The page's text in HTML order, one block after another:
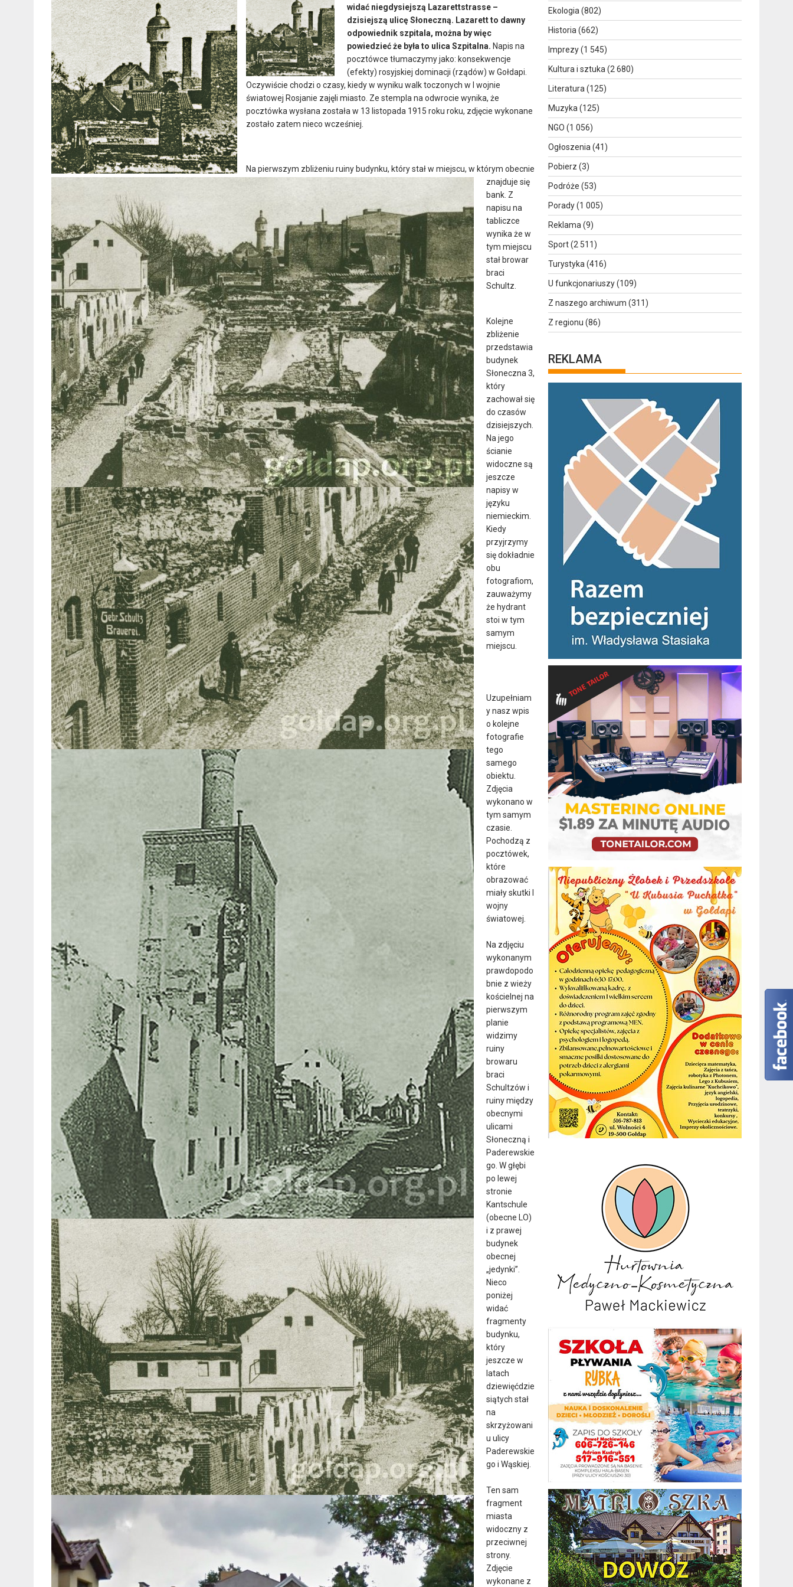
widać niegdysiejszą Lazarettstrasse –
dzisiejszą ulicę Słoneczną. Lazarett to dawny
odpowiednik szpitala, można by więc
powiedzieć że była to ulica Szpitalna. Napis na
pocztówce tłumaczymy jako: konsekwencje
(efekty) rosyjskiej dominacji (rządów) w Gołdapi.
Oczywiście chodzi o czasy, kiedy w wyniku walk toczonych w I wojnie
światowej Rosjanie zajęli miasto. Ze stempla na odwrocie wynika, że
pocztówka wysłana została w 13 listopada 1915 roku roku, zdjęcie wykonane
zostało zatem nieco wcześniej.
Na pierwszym zbliżeniu ruiny budynku, który stał w miejscu, w którym obecnie
znajduje się
bank. Z
napisu na
tabliczce
wynika że w
tym miejscu
stał browar
braci
Schultz.
Kolejne
zbliżenie
przedstawia
budynek
Słoneczna 3,
który
zachował się
do czasów
dzisiejszych.
Na jego
ścianie
widoczne są
jeszcze
napisy w
języku
niemieckim.
Kiedy
przyjrzymy
się dokładnie
obu
fotografiom,
zauważymy
że hydrant
stoi w tym
samym
miejscu.
Uzupełniam
y nasz wpis
o kolejne
fotografie
tego
samego
obiektu.
Zdjęcia
wykonano w
tym samym
czasie.
Pochodzą z
pocztówek,
które
obrazować
miały skutki I
wojny
światowej.
Na zdjęciu
wykonanym
prawdopodo
bnie z wieży
kościelnej na
pierwszym
planie
widzimy
ruiny
browaru
braci
Schultzów i
ruiny między
obecnymi
ulicami
Słoneczną i
Paderewskie
go. W głębi
po lewej
stronie
Kantschule
(obecne LO)
i z prawej
budynek
obecnej
„jedynki”.
Nieco
poniżej
widać
fragmenty
budynku,
który
jeszcze w
latach
dziewięćdzie
siątych stał
na
skrzyżowani
u ulicy
Paderewskie
go i Wąskiej.
Ten sam
fragment
miasta
widoczny z
przeciwnej
strony.
Zdjęcie
wykonane z
Ekologia (802)
Historia (662)
Imprezy(1 545)
Kultura i sztuka (2 680)
Literatura (125)
Muzyka (125)
NGO (1 056)
Ogłoszenia (41)
Pobierz (3)
Podróże (53)
Porady(1 005)
Reklama (9)
Sport(2 511)
Turystyka (416)
U funkcjonariuszy(109)
Z naszego archiwum (311)
Z regionu (86)
REKLAMA